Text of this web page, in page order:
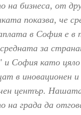
на бизнеса, от
показва, че
в София е в
за
София като цяло
в иновационен и
център.
на града да